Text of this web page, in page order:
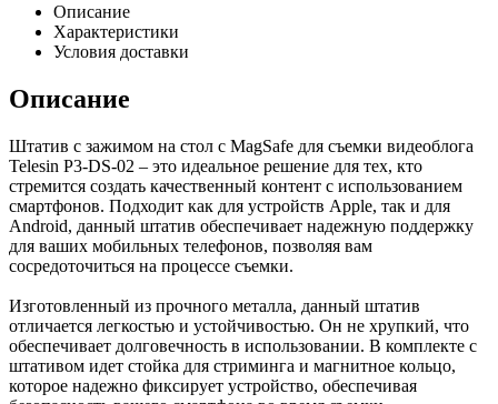
Описание
Характеристики
Условия доставки
Описание
Штатив с зажимом на стол с MagSafe для съемки видеоблога
Telesin P3-DS-02 – это идеальное решение для тех, кто
стремится создать качественный контент с использованием
смартфонов. Подходит как для устройств Apple, так и для
Android, данный штатив обеспечивает надежную поддержку
для ваших мобильных телефонов, позволяя вам
сосредоточиться на процессе съемки.
Изготовленный из прочного металла, данный штатив
отличается легкостью и устойчивостью. Он не хрупкий, что
обеспечивает долговечность в использовании. В комплекте с
штативом идет стойка для стриминга и магнитное кольцо,
которое надежно фиксирует устройство, обеспечивая